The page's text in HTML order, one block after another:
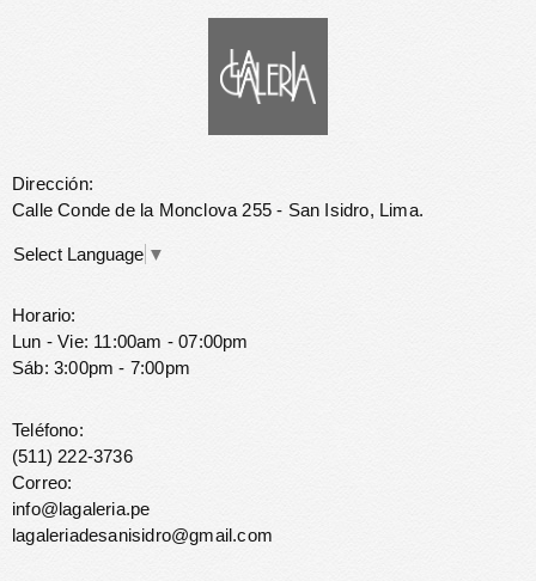
Dirección:
Calle Conde de la Monclova 255 - San Isidro, Lima.
Select Language ▼
Horario:
Lun - Vie: 11:00am - 07:00pm
Sáb: 3:00pm - 7:00pm
Teléfono:
(511) 222-3736
Correo:
info@lagaleria.pe
lagaleriadesanisidro@gmail.com